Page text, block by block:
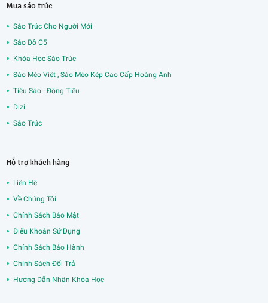
Mua sáo trúc
Sáo Trúc Cho Người Mới
Sáo Đô C5
Khóa Học Sáo Trúc
Sáo Mèo Việt , Sáo Mèo Kép Cao Cấp Hoàng Anh
Tiêu Sáo - Động Tiêu
Dizi
Sáo Trúc
Hỗ trợ khách hàng
Liên Hệ
Về Chúng Tôi
Chính Sách Bảo Mật
Điểu Khoản Sử Dụng
Chính Sách Bảo Hành
Chính Sách Đổi Trả
Hướng Dẫn Nhận Khóa Học